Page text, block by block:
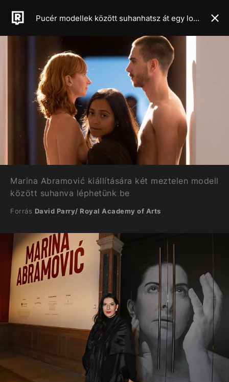
Pucér modellek között suhanhatsz át egy londoni kiállításon
Marina Abramović kiállítására két meztelen modell
között suhanva léphetünk be
Forrás David Parry/ Royal Academy of Arts